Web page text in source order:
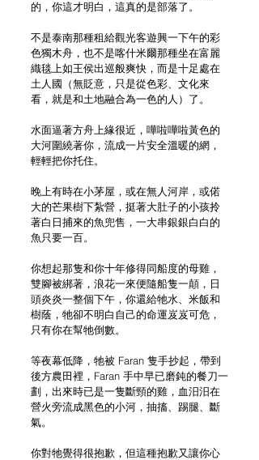
的，你這才明白，這真的是部落了。
不是泰南那種租給觀光客遊興一下午的彩
色獨木舟，也不是喀什米爾那種坐在富麗
織毯上如王侯出巡般爽快，而是十足處在
土人國（無貶意，只是從色彩、文化來
看，就是和土地融合為一色的人）了。
水面逼著方舟上緣很近，嘩啦嘩啦黃色的
大河圍繞著你，流成一片安全溫暖的網，
輕輕把你托住。
晚上有時在小茅屋，或在無人河岸，或偌
大的芒果樹下紮營，挺著大肚子的小孩拎
著白日捕來的魚兜售，一大串銀銀白白的
魚只要一百。
你想起那隻和你十年修得同船度的母雞，
雙腳被綁著，浪花一來便隨船隻一顛，日
頭炎炎一整個下午，你還給牠水、米飯和
樹蔭，牠卻不明白自己的命運岌岌可危，
只有你在幫牠倒數。
等夜幕低降，牠被 Faran 隻手抄起，帶到
後方農田裡，Faran 手中早已磨鈍的餐刀一
劃，出來時已是一隻斷頸的雞，血汨汨在
營火旁流成黑色的小河，抽搐、踢腿、斷
氣。
你對牠覺得很抱歉，但這種抱歉又讓你心